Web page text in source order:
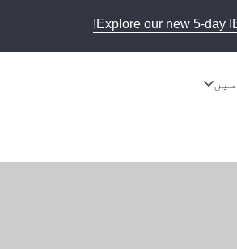
Explore our new 5-day